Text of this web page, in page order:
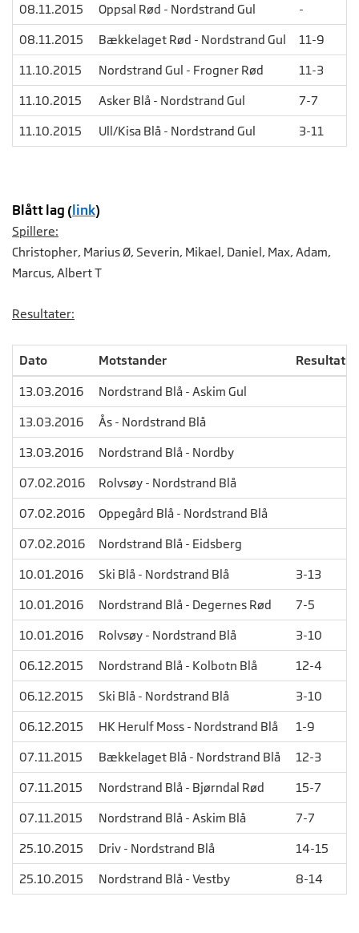
08.11.2015
Oppsal Rød - Nordstrand Gul
-
08.11.2015
Bækkelaget Rød - Nordstrand Gul
11-9
11.10.2015
Nordstrand Gul - Frogner Rød
11-3
11.10.2015
Asker Blå - Nordstrand Gul
7-7
11.10.2015
Ull/Kisa Blå - Nordstrand Gul 3-11
Blått lag (link)
Spillere:
Christopher, Marius Ø, Severin, Mikael, Daniel, Max, Adam,
Marcus, Albert T
Resultater:
Dato Motstander Resultat
13.03.2016
Nordstrand Blå - Askim Gul
13.03.2016
Ås - Nordstrand Blå
13.03.2016
Nordstrand Blå - Nordby
07.02.2016
Rolvsøy - Nordstrand Blå
07.02.2016
Oppegård Blå - Nordstrand Blå
07.02.2016
Nordstrand Blå - Eidsberg
10.01.2016
Ski Blå - Nordstrand Blå
3-13
10.01.2016
Nordstrand Blå - Degernes Rød
7-5
10.01.2016
Rolvsøy - Nordstrand Blå
3-10
06.12.2015
Nordstrand Blå - Kolbotn Blå
12-4
06.12.2015
Ski Blå - Nordstrand Blå
3-10
06.12.2015
HK Herulf Moss - Nordstrand Blå
1-9
07.11.2015
Bækkelaget Blå - Nordstrand Blå
12-3
07.11.2015
Nordstrand Blå - Bjørndal Rød
15-7
07.11.2015
Nordstrand Blå - Askim Blå
7-7
25.10.2015
Driv - Nordstrand Blå
14-15
25.10.2015
Nordstrand Blå - Vestby 8-14